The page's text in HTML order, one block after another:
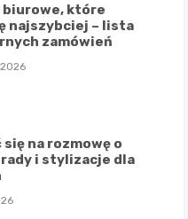
biurowe, które
najszybciej – lista
zamówień
na rozmowę o
i stylizacje dla